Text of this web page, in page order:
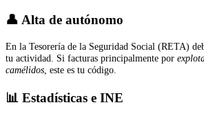
👤 Alta de autónomo
En la Tesorería de la Seguridad Social (RETA)
tu actividad. Si facturas principalmente por
camélidos , este es tu código.
📊 Estadísticas e INE